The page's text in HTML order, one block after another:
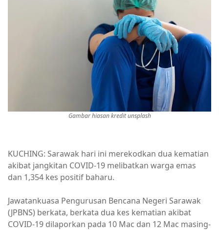
Gambar hiasan kredit unsplash
KUCHING: Sarawak hari ini merekodkan dua kematian
akibat jangkitan COVID-19 melibatkan warga emas
dan 1,354 kes positif baharu.
Jawatankuasa Pengurusan Bencana Negeri Sarawak
(JPBNS) berkata, berkata dua kes kematian akibat
COVID-19 dilaporkan pada 10 Mac dan 12 Mac masing-